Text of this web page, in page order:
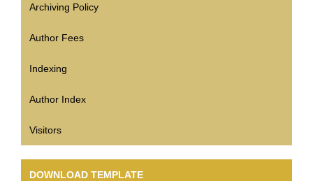
Archiving Policy
Author Fees
Indexing
Author Index
Visitors
DOWNLOAD TEMPLATE